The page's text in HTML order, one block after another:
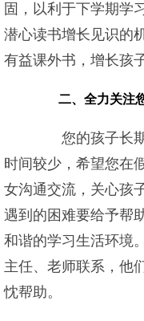
固，以利于下学期学
潜心读书增长见识的
有益课外书，增长孩
二、全力关注您
您的孩子长期
时间较少，希望您在
女沟通交流，关心孩
遇到的困难要给予帮
和谐的学习生活环境
主任、老师联系，他
忱帮助。